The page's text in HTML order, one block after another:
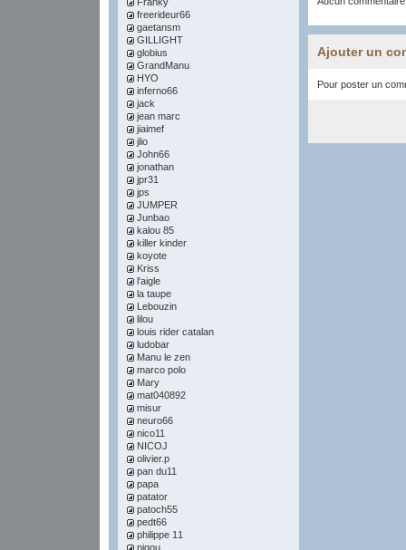
freerideur66
gaetansm
GILLIGHT
globius
GrandManu
HYO
inferno66
jack
jean marc
jiaimef
jlio
John66
jonathan
jpr31
jps
JUMPER
Junbao
kalou 85
killer kinder
koyote
Kriss
l'aigle
la taupe
Lebouzin
lilou
louis rider catalan
ludobar
Manu le zen
marco polo
Mary
mat040892
misur
neuro66
nico11
NICOJ
olivier.p
pan du11
papa
patator
patoch55
pedt66
philippe 11
pigou
Ajouter un
Pour poster un